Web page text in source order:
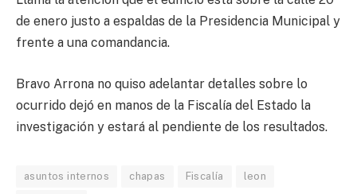
de enero justo a espaldas de la Presidencia Municipal y
frente a una comandancia.
Bravo Arrona no quiso adelantar detalles sobre lo
ocurrido dejó en manos de la Fiscalía del Estado la
investigación y estará al pendiente de los resultados.
asuntos internos chapas Fiscalía leon